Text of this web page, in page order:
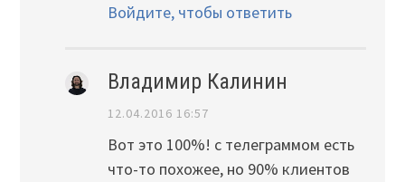
Войдите, чтобы ответить
Владимир Калинин
12.04.2016 16:57
Вот это 100%! с телеграммом есть
что-то похожее, но 90% клиентов